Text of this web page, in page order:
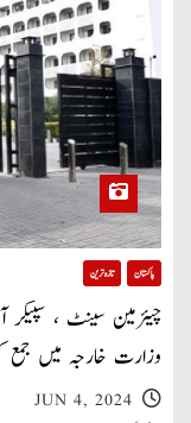
پاکستان تازہ ترین
چیئرمین سینٹ ، سپیکر
وزارت خارجہ میں جمع
JUN 4, 2024